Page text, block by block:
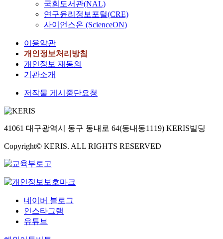
국회도서관(NAL)
연구윤리정보포털(CRE)
사이언스온 (ScienceON)
이용약관
개인정보처리방침
개인정보 재동의
기관소개
저작물 게시중단요청
41061 대구광역시 동구 동내로 64(동내동1119) KERIS빌딩
Copyright© KERIS. ALL RIGHTS RESERVED
네이버 블로그
인스타그램
유튜브